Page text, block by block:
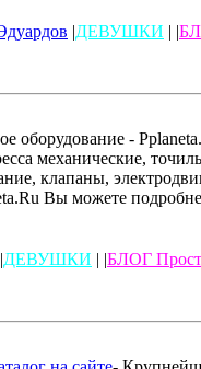
|ДЕВУШКИ | |
оборудование -
механические,
клапаны,
Вы можете
|ДЕВУШКИ | |БЛОГ